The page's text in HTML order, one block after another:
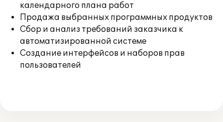
календарного плана работ
Продажа выбранных программных продуктов
Сбор и анализ требований заказчика к
автоматизированной системе
Создание интерфейсов и наборов прав
пользователей